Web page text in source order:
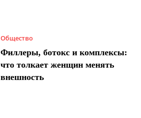
Общество
Филлеры, ботокс и комплексы:
что толкает женщин менять
внешность